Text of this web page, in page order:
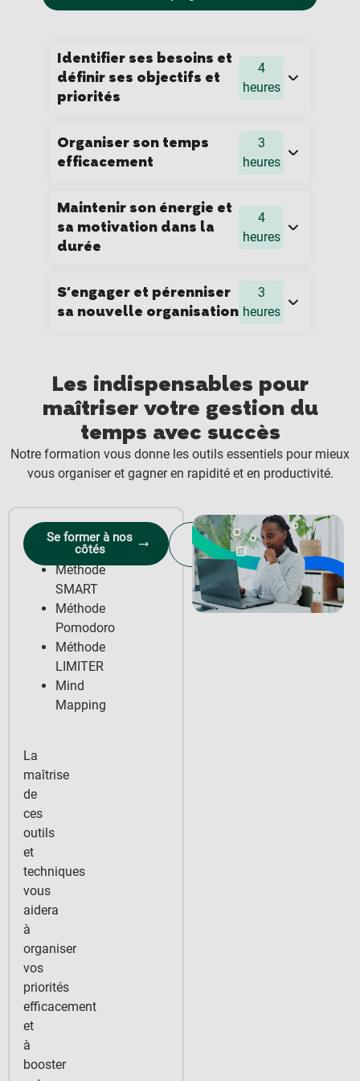
Identifier ses besoins et
définir ses objectifs et
priorités
4
heures
Organiser son temps
efficacement
3
heures
Maintenir son énergie et
sa motivation dans la
durée
4
heures
S'engager et pérenniser
sa nouvelle organisation
3
heures
Les indispensables pour
maîtriser votre gestion du
temps avec succès
Notre formation vous donne les outils essentiels pour mieux
vous organiser et gagner en rapidité et en productivité.
Matrice
Eisenhower
Méthode
SMART
Méthode
Pomodoro
Méthode
LIMITER
Mind
Mapping
La
maîtrise
de
ces
outils
et
techniques
vous
aidera
à
organiser
vos
priorités
efficacement
et
à
booster
Se former à nos
côtés
Obtenir le
programme